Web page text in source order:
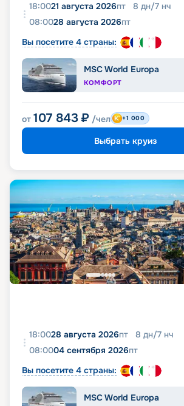
18:0021 августа 2026пт 8 дн/7 нч
08:0028 августа 2026пт
Вы посетите 4 страны:
MSC World Europa
КОМФОРТ
от 107 843 ₽ /чел +1 000
Выбрать круиз
18:0028 августа 2026пт 8 дн/7 нч
08:0004 сентября 2026пт
Вы посетите 4 страны:
MSC World Europa